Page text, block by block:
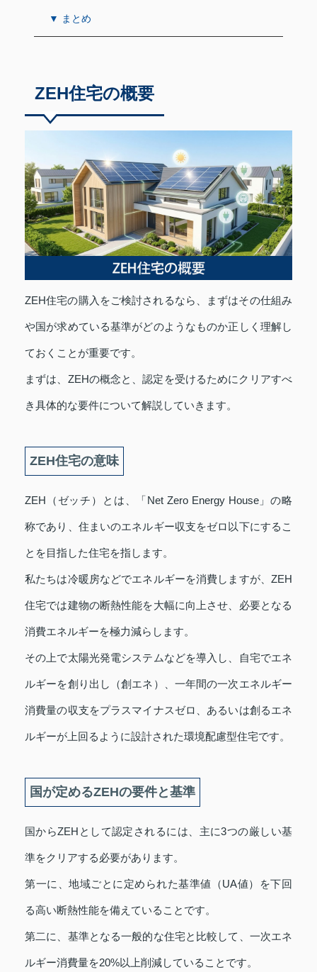
▼ まとめ
ZEH住宅の概要
ZEH住宅の購入をご検討されるなら、まずはその仕組み
や国が求めている基準がどのようなものか正しく理解し
ておくことが重要です。
まずは、ZEHの概念と、認定を受けるためにクリアすべ
き具体的な要件について解説していきます。
ZEH住宅の意味
ZEH（ゼッチ）とは、「Net Zero Energy House」の略
称であり、住まいのエネルギー収支をゼロ以下にするこ
とを目指した住宅を指します。
私たちは冷暖房などでエネルギーを消費しますが、ZEH
住宅では建物の断熱性能を大幅に向上させ、必要となる
消費エネルギーを極力減らします。
その上で太陽光発電システムなどを導入し、自宅でエネ
ルギーを創り出し（創エネ）、一年間の一次エネルギー
消費量の収支をプラスマイナスゼロ、あるいは創るエネ
ルギーが上回るように設計された環境配慮型住宅です。
国が定めるZEHの要件と基準
国からZEHとして認定されるには、主に3つの厳しい基
準をクリアする必要があります。
第一に、地域ごとに定められた基準値（UA値）を下回
る高い断熱性能を備えていることです。
第二に、基準となる一般的な住宅と比較して、一次エネ
ルギー消費量を20%以上削減していることです。